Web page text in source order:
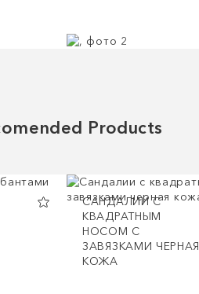
Products
САНДАЛИИ С
КВАДРАТНЫМ
НОСОМ С
ЗАВЯЗКАМИ ЧЕРНАЯ
КОЖА